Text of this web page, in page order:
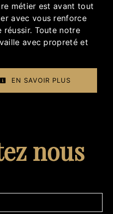
métier est avant tout
avec vous renforce
Toute notre
avec propreté et
EN SAVOIR PLUS
nous